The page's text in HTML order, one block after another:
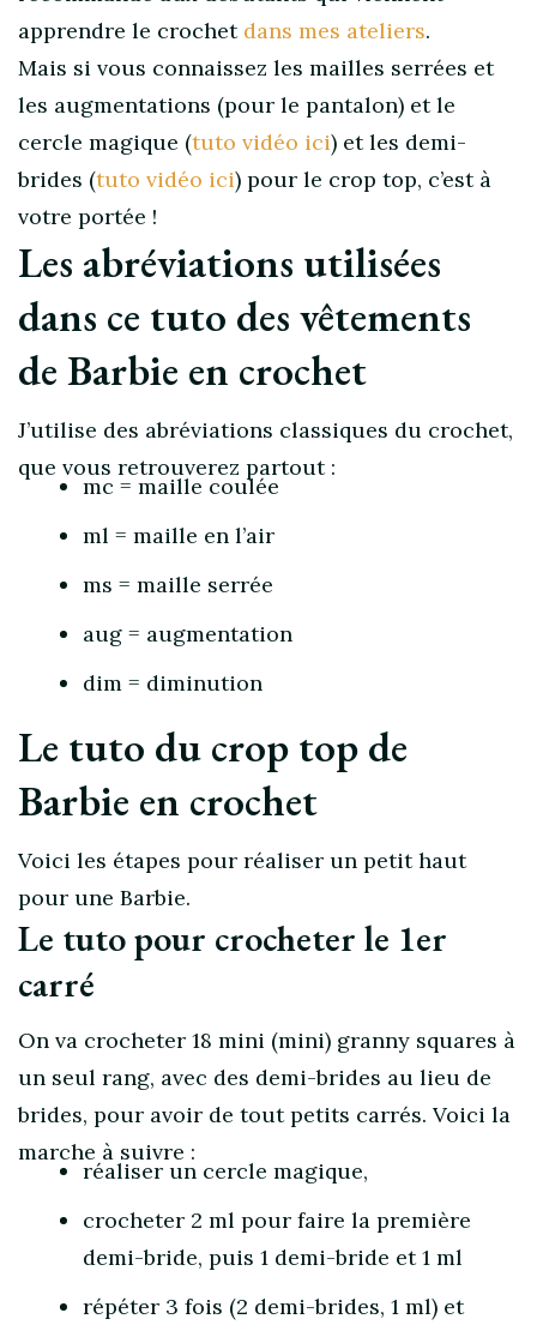
apprendre le crochet dans mes ateliers.
Mais si vous connaissez les mailles serrées et
les augmentations (pour le pantalon) et le
cercle magique (tuto vidéo ici) et les demi-
brides (tuto vidéo ici) pour le crop top, c’est à
votre portée !
Les abréviations utilisées
dans ce tuto des vêtements
de Barbie en crochet
J’utilise des abréviations classiques du crochet,
que vous retrouverez partout :
mc = maille coulée
ml = maille en l’air
ms = maille serrée
aug = augmentation
dim = diminution
Le tuto du crop top de
Barbie en crochet
Voici les étapes pour réaliser un petit haut
pour une Barbie.
Le tuto pour crocheter le 1er
carré
On va crocheter 18 mini (mini) granny squares à
un seul rang, avec des demi-brides au lieu de
brides, pour avoir de tout petits carrés. Voici la
marche à suivre :
réaliser un cercle magique,
crocheter 2 ml pour faire la première
demi-bride, puis 1 demi-bride et 1 ml
répéter 3 fois (2 demi-brides, 1 ml) et